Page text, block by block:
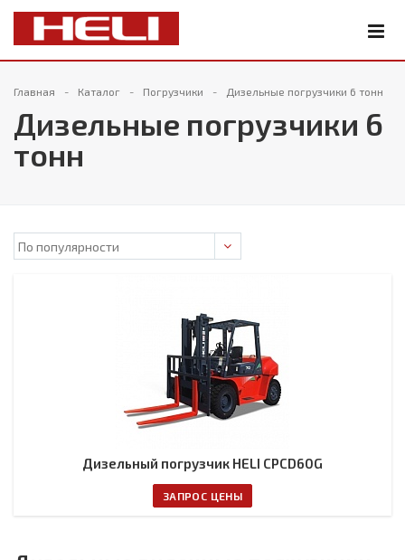
Главная Каталог Погрузчики Дизельные погрузчики 6 тонн
Дизельные погрузчики 6
тонн
Дизельный погрузчик HELI CPCD60G
ЗАПРОС ЦЕНЫ